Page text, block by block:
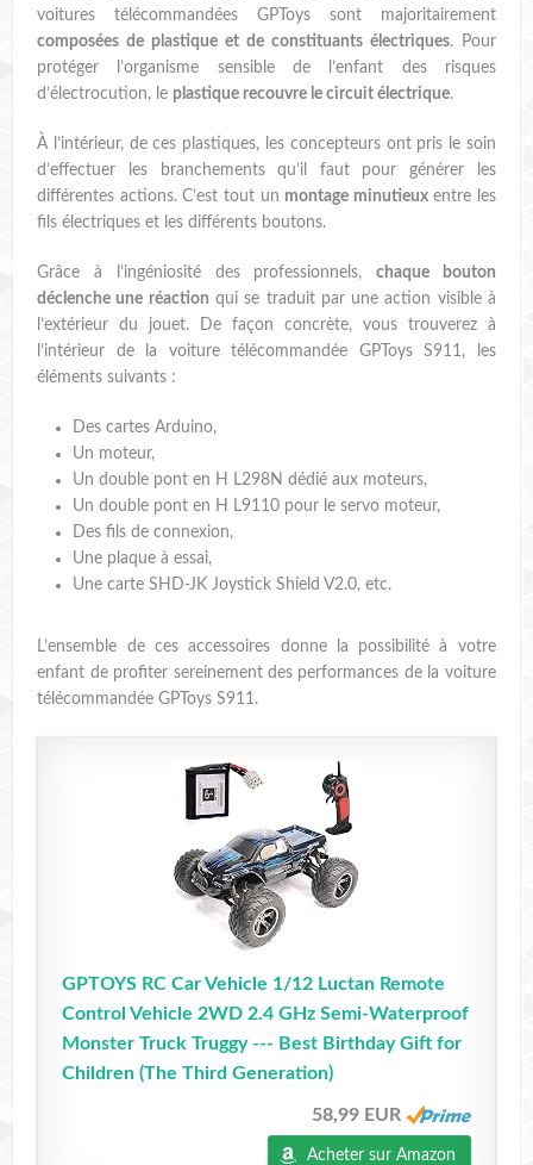
voitures télécommandées GPToys sont majoritairement
composées de plastique et de constituants électriques. Pour
protéger l’organisme sensible de l’enfant des risques
d’électrocution, le plastique recouvre le circuit électrique.
À l’intérieur, de ces plastiques, les concepteurs ont pris le soin
d’effectuer les branchements qu’il faut pour générer les
différentes actions. C’est tout un montage minutieuxentre les
fils électriques et les différents boutons.
Grâce à l’ingéniosité des professionnels,chaque bouton
déclenche une réaction qui se traduit par une action visible à
l’extérieur du jouet. De façon concrète, vous trouverez à
l’intérieur de la voiture télécommandée GPToys S911, les
éléments suivants :
Des cartes Arduino,
Un moteur,
Un double pont en H L298N dédié aux moteurs,
Un double pont en H L9110 pour le servo moteur,
Des fils de connexion,
Une plaque à essai,
Une carte SHD-JK Joystick Shield V2.0, etc.
L’ensemble de ces accessoires donne la possibilité à votre
enfant de profiter sereinement des performances de la voiture
télécommandée GPToys S911.
GPTOYS RC Car Vehicle 1/12 Luctan Remote
Control Vehicle 2WD 2.4 GHz Semi-Waterproof
Monster Truck Truggy --- Best Birthday Gift for
Children (The Third Generation)
58,99 EUR
Acheter sur Amazon